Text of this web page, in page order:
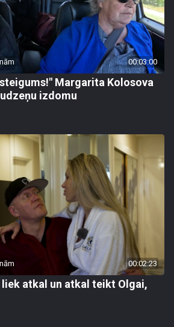
00:03:00
Margarita Kolosova
izdomu
00:02:23
liek atkal un atkal teikt Olgai,